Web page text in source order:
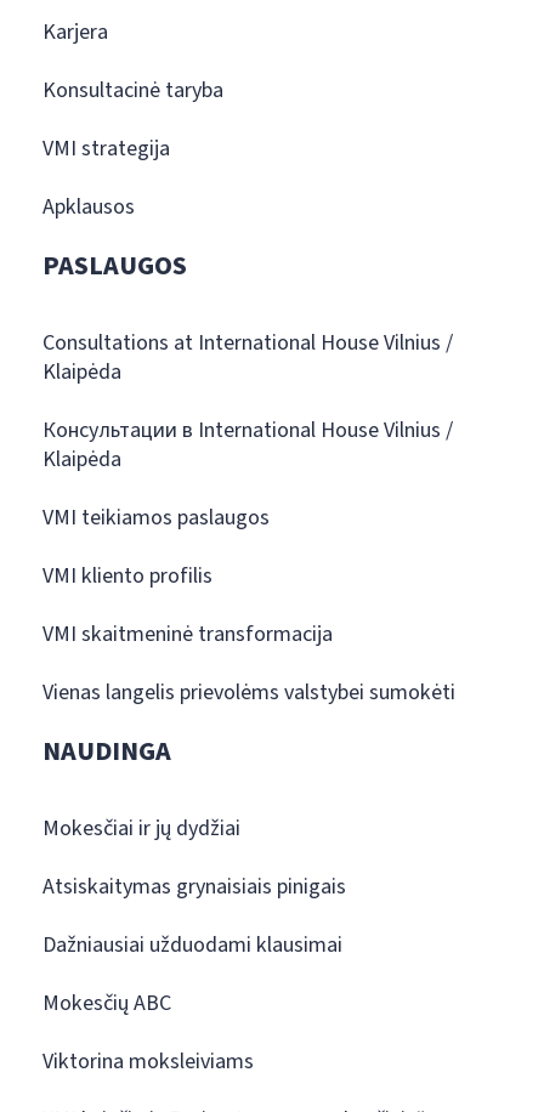
Karjera
Konsultacinė taryba
VMI strategija
Apklausos
PASLAUGOS
Consultations at International House Vilnius /
Klaipėda
Консультации в International House Vilnius /
Klaipėda
VMI teikiamos paslaugos
VMI kliento profilis
VMI skaitmeninė transformacija
Vienas langelis prievolėms valstybei sumokėti
NAUDINGA
Mokesčiai ir jų dydžiai
Atsiskaitymas grynaisiais pinigais
Dažniausiai užduodami klausimai
Mokesčių ABC
Viktorina moksleiviams